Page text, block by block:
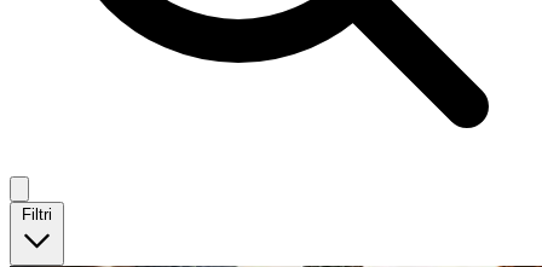
Filtri